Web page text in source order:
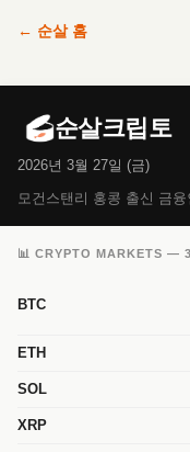
← 순살 홈
순살크립토
2026년 3월 27일 (금)
모건스탠리 홍콩 출신 금
📊 CRYPTO MARKETS —
BTC
ETH
SOL
XRP